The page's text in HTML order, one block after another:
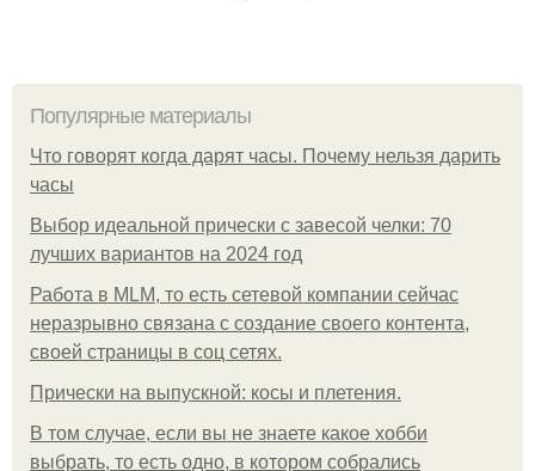
Популярные материалы
Что говорят когда дарят часы. Почему нельзя дарить
часы
Выбор идеальной прически с завесой челки: 70
лучших вариантов на 2024 год
Работа в MLM, то есть сетевой компании сейчас
неразрывно связана с создание своего контента,
своей страницы в соц сетях.
Прически на выпускной: косы и плетения.
В том случае, если вы не знаете какое хобби
выбрать, то есть одно, в котором собрались